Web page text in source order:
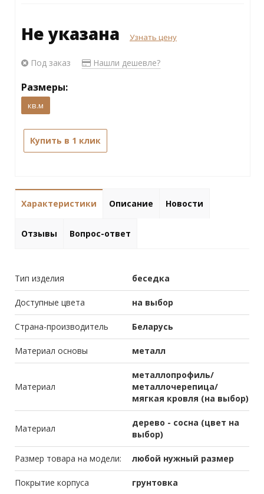
Не указана Узнать цену
Под заказ Нашли дешевле?
Размеры:
кв.м
Купить в 1 клик
Характеристики Описание Новости
Отзывы Вопрос-ответ
Тип изделия беседка
Доступные цвета на выбор
Страна-производитель Беларусь
Материал основы металл
Материал
металлопрофиль/
металлочерепица/
мягкая кровля (на выбор)
Материал
дерево - сосна (цвет на
выбор)
Размер товара на модели: любой нужный размер
Покрытие корпуса грунтовка